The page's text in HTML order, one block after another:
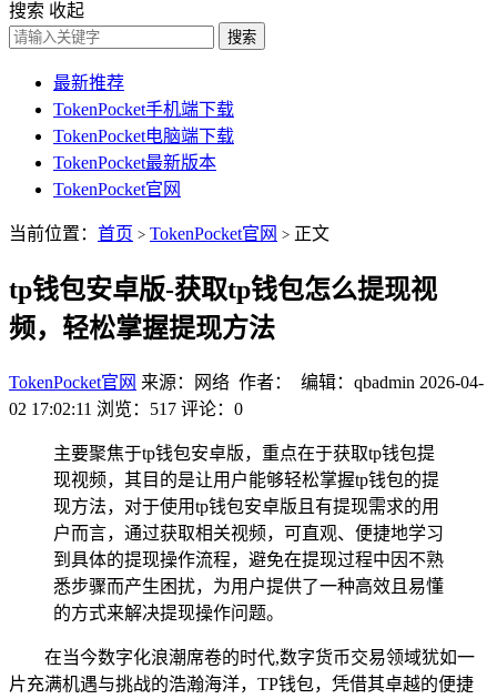
搜索 收起
搜索
最新推荐
TokenPocket手机端下载
TokenPocket电脑端下载
TokenPocket最新版本
TokenPocket官网
当前位置： 首页 > TokenPocket官网 > 正文
tp钱包安卓版-获取tp钱包怎么提现视
频，轻松掌握提现方法
TokenPocket官网 来源：网络 作者： 编辑：qbadmin 2026-04-
02 17:02:11 浏览：517 评论：0
主要聚焦于tp钱包安卓版，重点在于获取tp钱包提
现视频，其目的是让用户能够轻松掌握tp钱包的提
现方法，对于使用tp钱包安卓版且有提现需求的用
户而言，通过获取相关视频，可直观、便捷地学习
到具体的提现操作流程，避免在提现过程中因不熟
悉步骤而产生困扰，为用户提供了一种高效且易懂
的方式来解决提现操作问题。
在当今数字化浪潮席卷的时代,数字货币交易领域犹如一
片充满机遇与挑战的浩瀚海洋，TP钱包，凭借其卓越的便捷